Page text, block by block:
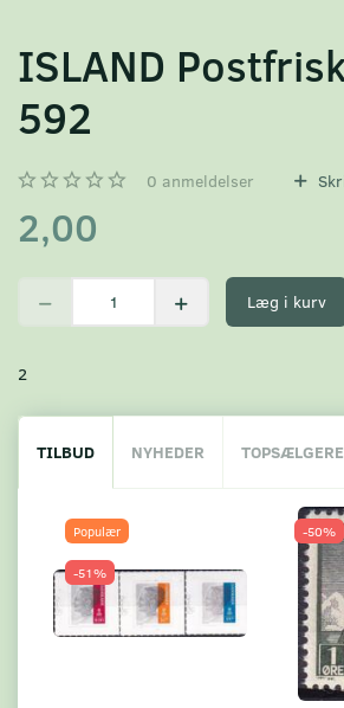
ISLAND
592
0 anmeldelser
2,00
Læg i kurv
2
TILBUD NYHEDER TOPSÆLGERE
Populær
-51%
-50%